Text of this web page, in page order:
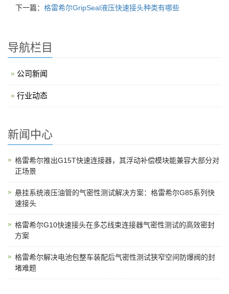
下一篇： 格雷希尔GripSeal液压快速接头种类有哪些
导航栏目
公司新闻
行业动态
新闻中心
格雷希尔推出G15T快速连接器，其浮动补偿模块能兼容大部分对
正场景
悬挂系统液压油管的气密性测试解决方案：格雷希尔G85系列快
速接头
格雷希尔G10快速接头在多芯线束连接器气密性测试的高效密封
方案
格雷希尔解决电池包整车装配后气密性测试狭窄空间防爆阀的封
堵难题